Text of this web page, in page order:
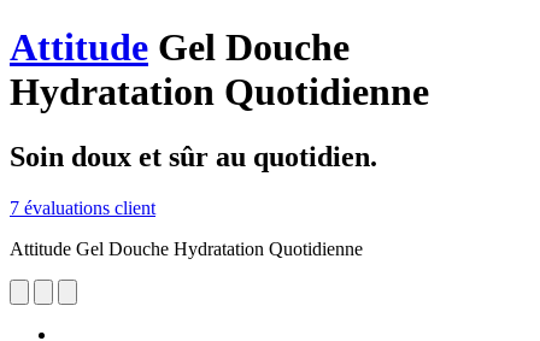
Attitude Gel Douche
Hydratation Quotidienne
Soin doux et sûr au quotidien.
7 évaluations client
Attitude Gel Douche Hydratation Quotidienne